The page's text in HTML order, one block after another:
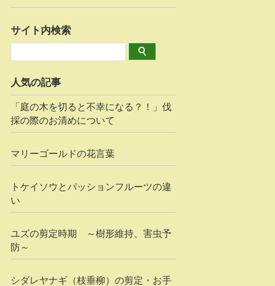
サイト内検索
人気の記事
「庭の木を切ると不幸になる？！」伐
採の際のお清めについて
マリーゴールドの花言葉
トケイソウとパッションフルーツの違
い
ユズの剪定時期 ～樹形維持、害虫予
防～
シダレヤナギ（枝垂柳）の剪定・お手